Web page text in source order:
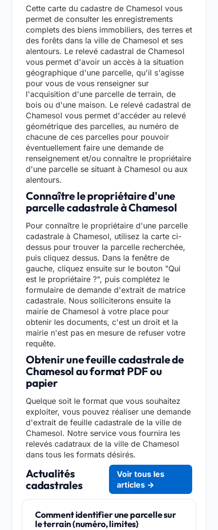
Cette carte du cadastre de Chamesol vous
permet de consulter les enregistrements
complets des biens immobiliers, des terres et
des forêts dans la ville de Chamesol et ses
alentours. Le relevé cadastral de Chamesol
vous permet d'avoir un accès à la situation
géographique d'une parcelle, qu'il s'agisse
pour vous de vous renseigner sur
l'acquisition d'une parcelle de terrain, de
bois ou d'une maison. Le relevé cadastral de
Chamesol vous permet d'accéder au relevé
géométrique des parcelles, au numéro de
chacune de ces parcelles pour pouvoir
éventuellement faire une demande de
renseignement et/ou connaître le propriétaire
d'une parcelle se situant à Chamesol ou aux
alentours.
Connaître le propriétaire d'une
parcelle cadastrale à Chamesol
Pour connaître le propriétaire d'une parcelle
cadastrale à Chamesol, utilisez la carte ci-
dessus pour trouver la parcelle recherchée,
puis cliquez dessus. Dans la fenêtre de
gauche, cliquez ensuite sur le bouton "Qui
est le propriétaire ?", puis complétez le
formulaire de demande d'extrait de matrice
cadastrale. Nous solliciterons ensuite la
mairie de Chamesol à votre place pour
obtenir les documents, c'est un droit et la
mairie n'est pas en mesure de refuser votre
requête.
Obtenir une feuille cadastrale de
Chamesol au format PDF ou
papier
Quelque soit le format que vous souhaitez
exploiter, vous pouvez réaliser une demande
d'extrait de feuille cadastrale de la ville de
Chamesol. Notre service vous fournira les
relevés cadatraux de la ville de Chamesol
dans tous les formats désirés.
Actualités
cadastrales
Voir tous les
articles →
Comment identifier une parcelle sur
le terrain (numéro, limites)